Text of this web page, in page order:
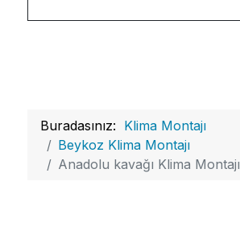
Buradasınız: Klima Montajı
Beykoz Klima Montajı
Anadolu kavağı Klima Montajı